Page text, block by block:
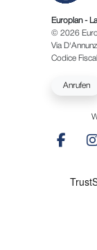
Europlan -
© 2026
Via
Codice
Anrufen